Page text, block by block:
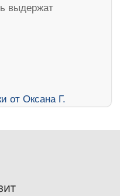
выдержат